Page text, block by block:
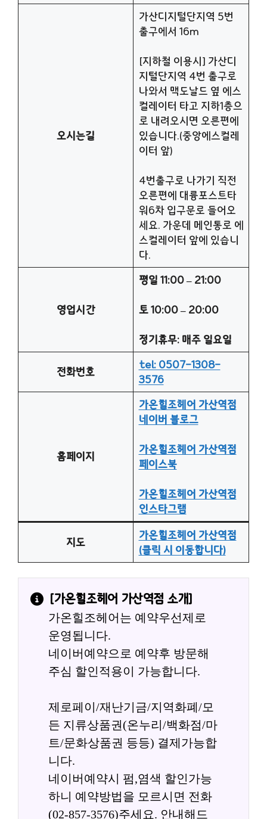
오시는길
가산디지털단지역 5번
출구에서 16m
[지하철 이용시] 가산디
지털단지역 4번 출구로
나와서 맥도날드 옆 에스
컬레이터 타고 지하1층으
로 내려오시면 오른편에
있습니다.(중앙에스컬레
이터 앞)
4번출구로 나가기 직전
오른편에 대륭포스트타
워6차 입구문로 들어오
세요. 가운데 메인통로 에
스컬레이터 앞에 있습니
다.
영업시간
평일 11:00 – 21:00
토 10:00 – 20:00
정기휴무: 매주 일요일
전화번호
tel: 0507-1308-
3576
홈페이지
가온힐조헤어 가산역점
네이버 블로그
가온힐조헤어 가산역점
페이스북
가온힐조헤어 가산역점
인스타그램
지도
가온힐조헤어 가산역점
(클릭 시 이동합니다)
[가온힐조헤어 가산역점 소개]
가온힐조헤어는 예약우선제로
운영됩니다.
네이버예약으로 예약후 방문해
주심 할인적용이 가능합니다.
제로페이/재난기금/지역화폐/모
든 지류상품권(온누리/백화점/마
트/문화상품권 등등) 결제가능합
니다.
네이버예약시 펌,염색 할인가능
하니 예약방법을 모르시면 전화
(02-857-3576)주세요. 안내해드